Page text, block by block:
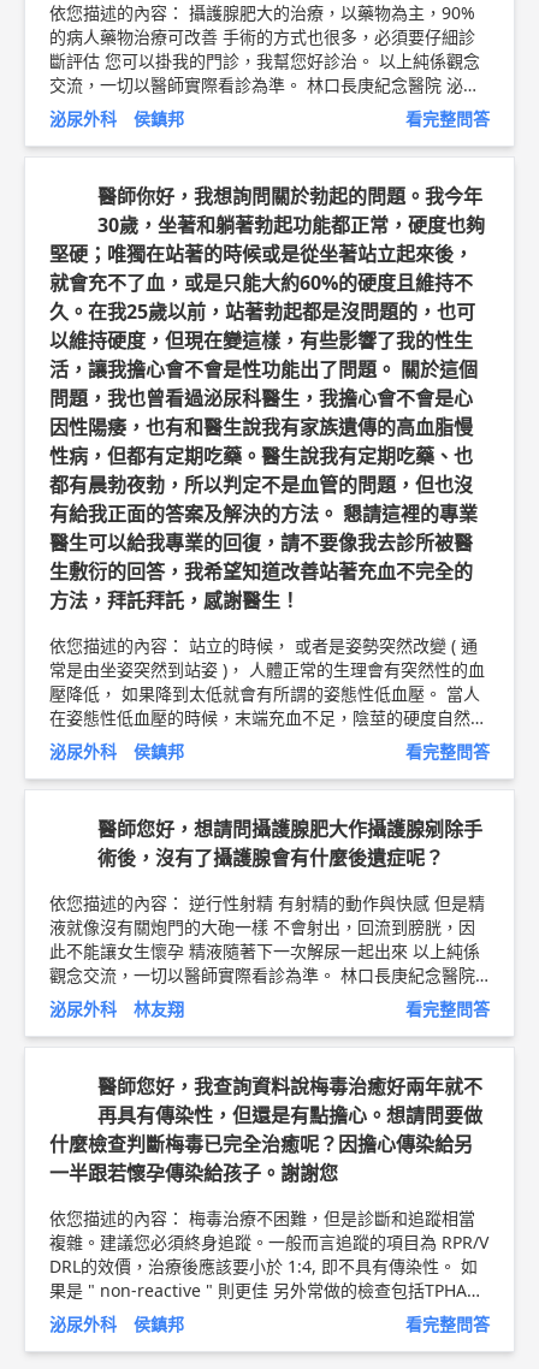
依您描述的內容： 攝護腺肥大的治療，以藥物為主，90%
的病人藥物治療可改善 手術的方式也很多，必須要仔細診
斷評估 您可以掛我的門診，我幫您好診治。 以上純係觀念
交流，一切以醫師實際看診為準。 林口長庚紀念醫院 泌尿
http://bit.ly/2w2cxcs
攝護腺雷射手術衛教文章 ►
http://bit.ly/2EIy6EU
泌尿外科 侯鎮邦 看完整問答
醫師你好，我想詢問關於勃起的問題。我今年
30歲，坐著和躺著勃起功能都正常，硬度也夠
堅硬；唯獨在站著的時候或是從坐著站立起來後，
就會充不了血，或是只能大約60%的硬度且維持不
久。在我25歲以前，站著勃起都是沒問題的，也可
以維持硬度，但現在變這樣，有些影響了我的性生
活，讓我擔心會不會是性功能出了問題。 關於這個
問題，我也曾看過泌尿科醫生，我擔心會不會是心
因性陽痿，也有和醫生說我有家族遺傳的高血脂慢
性病，但都有定期吃藥。醫生說我有定期吃藥、也
都有晨勃夜勃，所以判定不是血管的問題，但也沒
有給我正面的答案及解決的方法。 懇請這裡的專業
醫生可以給我專業的回復，請不要像我去診所被醫
生敷衍的回答，我希望知道改善站著充血不完全的
方法，拜託拜託，感謝醫生！
依您描述的內容： 站立的時候， 或者是姿勢突然改變 ( 通
常是由坐姿突然到站姿 )， 人體正常的生理會有突然性的血
壓降低， 如果降到太低就會有所謂的姿態性低血壓。 當人
在姿態性低血壓的時候，末端充血不足，陰莖的硬度自然就
會不夠。 如果擔心是姿態性低血壓， 要到心臟科醫師那邊
去做檢查， 看看是不是心輸出量不足的問題， 或是有動脈
硬化的問題。 在臨床上我有遇到病人跟你類似的現象， 結
果請心臟科醫師檢查居然發現他有二尖瓣脫垂， 造成心臟
輸出不足的現象， 進而影響到他的陰莖充血。 如果排除心
臟血管方面的問題， 可能就是自然的退化。當一個人到30
候，功能一定會不如30歲， 這是一個正常的老化現象， 不
必太過在意 。 可以考慮服用每日定型的犀利士改善這種現
象。 以上純係觀念交流，一切以醫師實際看診為準。 林口
長庚紀念醫院 泌尿外科 助理教授 侯鎮邦 醫師簡介 ►htt
p://bit.ly/2w2cxcs
泌尿外科 侯鎮邦 看完整問答
醫師您好，想請問攝護腺肥大作攝護腺剜除手
術後，沒有了攝護腺會有什麼後遺症呢？
依您描述的內容： 逆行性射精 有射精的動作與快感 但是精
液就像沒有關炮門的大砲一樣 不會射出，回流到膀胱，因
此不能讓女生懷孕 精液隨著下一次解尿一起出來 以上純係
觀念交流，一切以醫師實際看診為準。 林口長庚紀念醫院
高齡泌尿科科主任/泌尿科助理教授級主治醫師 林友翔 問8
健康新聞網 ►https://goo.gl/thHdOq 問8 Facebook ►h
ttps://goo.gl/UZt42U問8 醫學動畫 ►https://goo.gl/Fo
泌尿外科 林友翔 看完整問答
醫師您好，我查詢資料說梅毒治癒好兩年就不
再具有傳染性，但還是有點擔心。想請問要做
什麼檢查判斷梅毒已完全治癒呢？因擔心傳染給另
一半跟若懷孕傳染給孩子。謝謝您
依您描述的內容： 梅毒治療不困難，但是診斷和追蹤相當
複雜。建議您必須終身追蹤。一般而言追蹤的項目為 RPR/V
DRL的效價，治療後應該要小於 1:4, 即不具有傳染性。 如
果是 " non-reactive " 則更佳 另外常做的檢查包括TPHA或
FTA-ABS，但它只能說明曾經感染過梅毒，並不會因治癒而
成陰性。 以上純係觀念交流，一切以醫師實際看診為準。
泌尿外科 侯鎮邦 看完整問答